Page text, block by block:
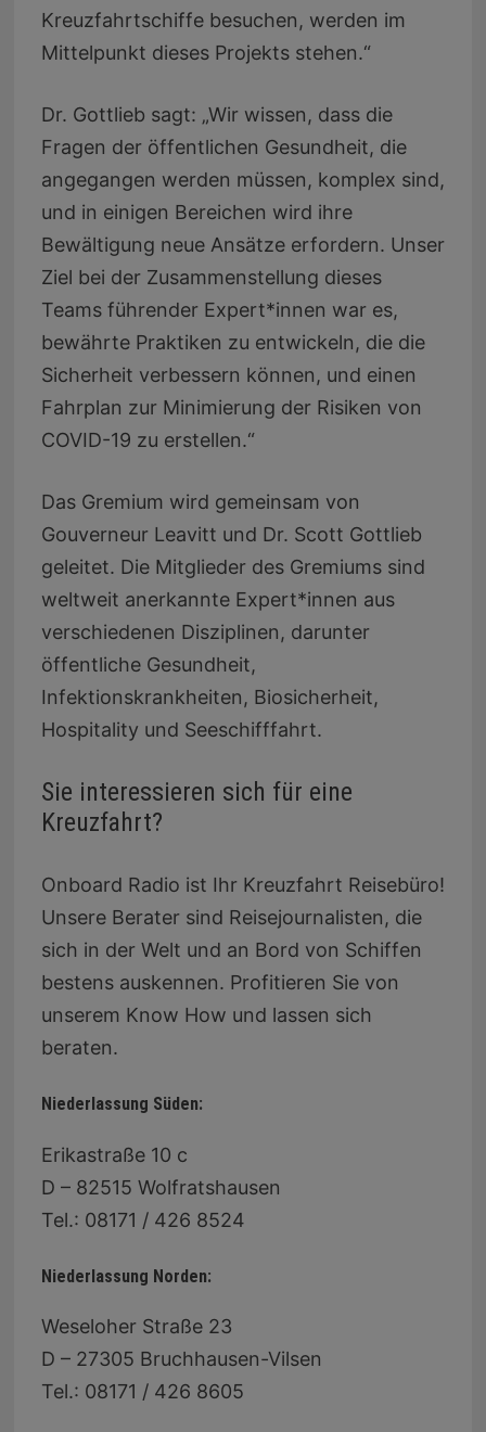
Kreuzfahrtschiffe besuchen, werden im
Mittelpunkt dieses Projekts stehen.“
Dr. Gottlieb sagt: „Wir wissen, dass die
Fragen der öffentlichen Gesundheit, die
angegangen werden müssen, komplex sind,
und in einigen Bereichen wird ihre
Bewältigung neue Ansätze erfordern. Unser
Ziel bei der Zusammenstellung dieses
Teams führender Expert*innen war es,
bewährte Praktiken zu entwickeln, die die
Sicherheit verbessern können, und einen
Fahrplan zur Minimierung der Risiken von
COVID-19 zu erstellen.“
Das Gremium wird gemeinsam von
Gouverneur Leavitt und Dr. Scott Gottlieb
geleitet. Die Mitglieder des Gremiums sind
weltweit anerkannte Expert*innen aus
verschiedenen Disziplinen, darunter
öffentliche Gesundheit,
Infektionskrankheiten, Biosicherheit,
Hospitality und Seeschifffahrt.
Sie interessieren sich für eine
Kreuzfahrt?
Onboard Radio ist Ihr Kreuzfahrt Reisebüro!
Unsere Berater sind Reisejournalisten, die
sich in der Welt und an Bord von Schiffen
bestens auskennen. Profitieren Sie von
unserem Know How und lassen sich
beraten.
Niederlassung Süden:
Erikastraße 10 c
D – 82515 Wolfratshausen
Tel.: 08171 / 426 8524
Niederlassung Norden:
Weseloher Straße 23
D – 27305 Bruchhausen-Vilsen
Tel.: 08171 / 426 8605